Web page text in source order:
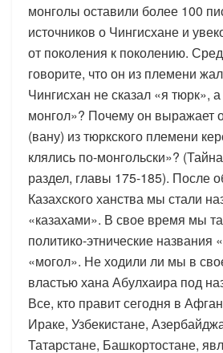
монголы оставили более 100
источников о Чингисхане и
от поколения к поколению.
говорите, что он из племени
Чингисхан не сказал «я тюрк»,
монгол»? Почему он выражает
(вану) из тюркского племени
клялись по-монгольски»?
раздел, главы 175-185). После
Казахского ханства мы стали
«казахами». В свое время мы
политико-этнические названия
«могол». Не ходили ли мы в
властью хана Абулхаира под
Все, кто правит сегодня в
Ираке, Узбекистане,
Татарстане, Башкортостане,